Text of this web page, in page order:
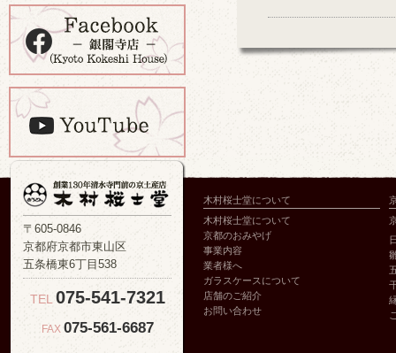
〒605-0846
京都府京都市東山区
五条橋東6丁目538
TEL 075-541-7321
FAX 075-561-6687
木村桜士堂について
木村桜士堂について
京都のおみやげ
事業内容
業者様へ
ガラスケースについて
店舗のご紹介
お問い合わせ